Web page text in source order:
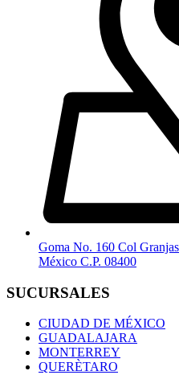
Goma No. 160 Col
México C.P. 08400
SUCURSALES
CIUDAD DE MÉXICO
GUADALAJARA
MONTERREY
QUERÈTARO